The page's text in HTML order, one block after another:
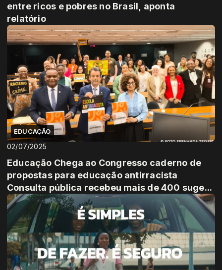
entre ricos e pobres no Brasil, aponta
relatório
EDUCAÇÃO
02/07/2025
Educação Chega ao Congresso caderno de
propostas para educação antirracista
Consulta pública recebeu mais de 400 suge...